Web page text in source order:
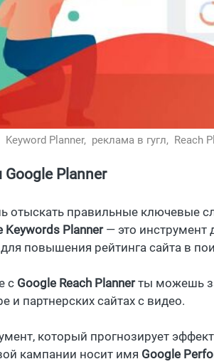
Keyword Planner, реклама в гугл, Reach
Planner
отыскать правильные ключевые
Keywords Planner— это инструмент
повышения рейтинга сайта в
с Google Reach Plannerты можешь
и партнерских сайтах с видео.
который прогнозирует
кампании носит имя Google